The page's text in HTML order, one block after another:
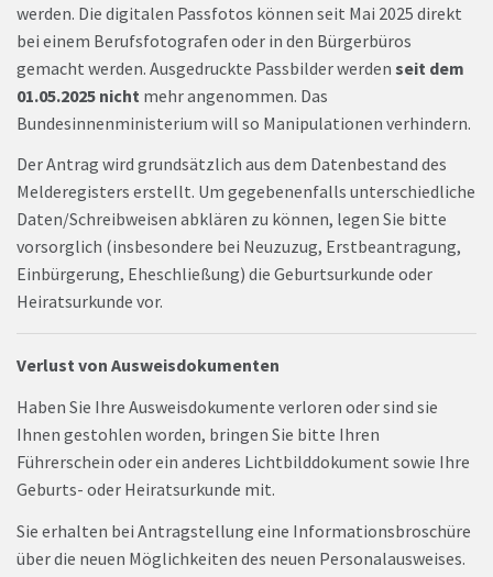
werden. Die digitalen Passfotos können seit Mai 2025 direkt
bei einem Berufsfotografen oder in den Bürgerbüros
gemacht werden. Ausgedruckte Passbilder werden seit dem
01.05.2025 nicht mehr angenommen. Das
Bundesinnenministerium will so Manipulationen verhindern.
Der Antrag wird grundsätzlich aus dem Datenbestand des
Melderegisters erstellt. Um gegebenenfalls unterschiedliche
Daten/Schreibweisen abklären zu können, legen Sie bitte
vorsorglich (insbesondere bei Neuzuzug, Erstbeantragung,
Einbürgerung, Eheschließung) die Geburtsurkunde oder
Heiratsurkunde vor.
Verlust von Ausweisdokumenten
Haben Sie Ihre Ausweisdokumente verloren oder sind sie
Ihnen gestohlen worden, bringen Sie bitte Ihren
Führerschein oder ein anderes Lichtbilddokument sowie Ihre
Geburts- oder Heiratsurkunde mit.
Sie erhalten bei Antragstellung eine Informationsbroschüre
über die neuen Möglichkeiten des neuen Personalausweises.